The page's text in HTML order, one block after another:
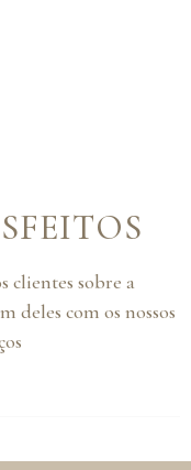
clientes sobre a
deles com os nossos